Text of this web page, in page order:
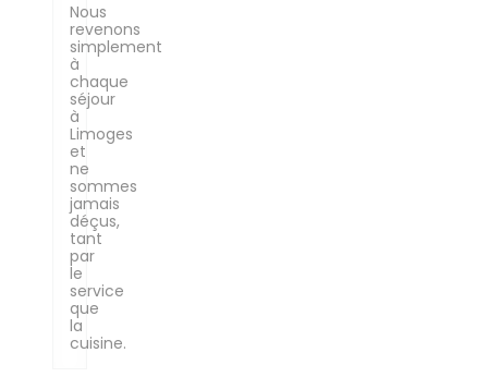
Nous
revenons
simplement
à
chaque
séjour
à
Limoges
et
ne
sommes
jamais
déçus,
tant
par
le
service
que
la
cuisine.